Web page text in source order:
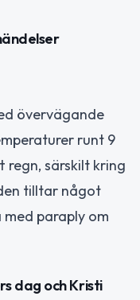
övervägande
runt 9
regn, särskilt kring
tilltar något
paraply om
dag och Kristi